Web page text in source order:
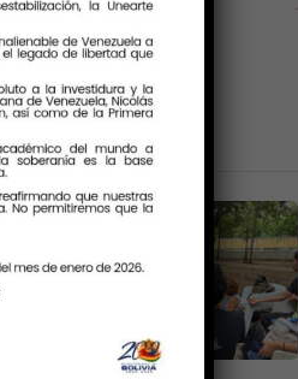
Últimas Noticias